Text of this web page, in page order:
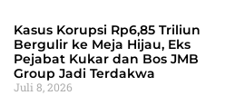
Kasus Korupsi Rp6,85 Triliun
Bergulir ke Meja Hijau, Eks
Pejabat Kukar dan Bos JMB
Group Jadi Terdakwa
Juli 8, 2026